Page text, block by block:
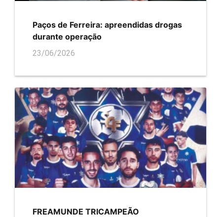
Paços de Ferreira: apreendidas drogas
durante operação
23/06/2026
FREAMUNDE TRICAMPEÃO